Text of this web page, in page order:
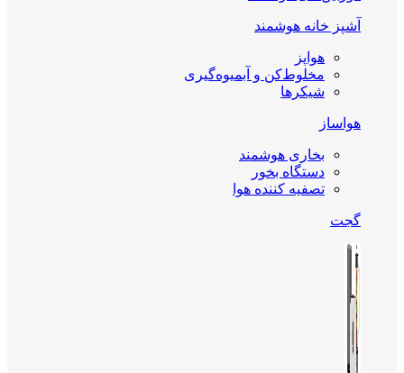
آشپز خانه هوشمند
هواپز
مخلوط‌کن و آبمیوه‌گیری
شیکرها
هواساز
بخاری هوشمند
دستگاه بخور
تصفیه کننده هوا
گجت